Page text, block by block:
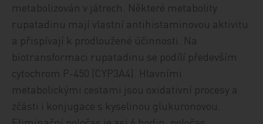
metabolizován v játrech. Některé metabolity
rupatadinu mají vlastní antihistaminovou aktivitu
a přispívají k prodloužené účinnosti. Na
biotransformaci rupatadinu se podílí především
cytochrom P-450 (CYP3A4). Hlavními
metabolickými cestami jsou oxidativní procesy a
zčásti i konjugace s kyselinou glukuronovou.